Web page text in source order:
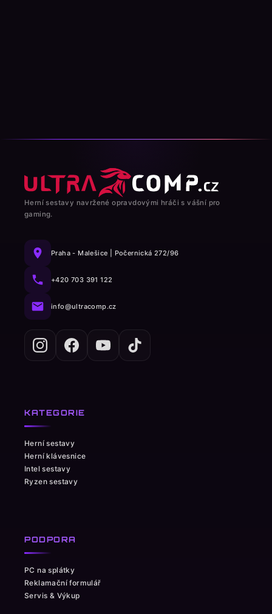
Herní sestavy navržené opravdovými hráči s vášní pro
gaming.
Praha - Malešice | Počernická 272/96
+420 703 391 122
info@ultracomp.cz
KATEGORIE
Herní sestavy
Herní klávesnice
Intel sestavy
Ryzen sestavy
PODPORA
PC na splátky
Reklamační formulář
Servis & Výkup